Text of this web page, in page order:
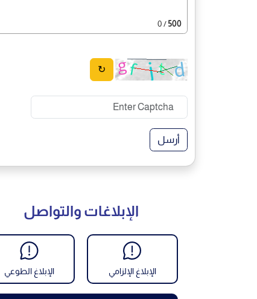
500
/ 0
↻
أرسل
الإبلاغات والتواصل
الإبلاغ الإلزامي الإبلاغ الطوعي